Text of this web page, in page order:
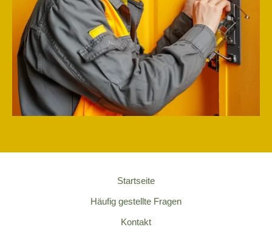
Startseite
Häufig gestellte Fragen
Kontakt